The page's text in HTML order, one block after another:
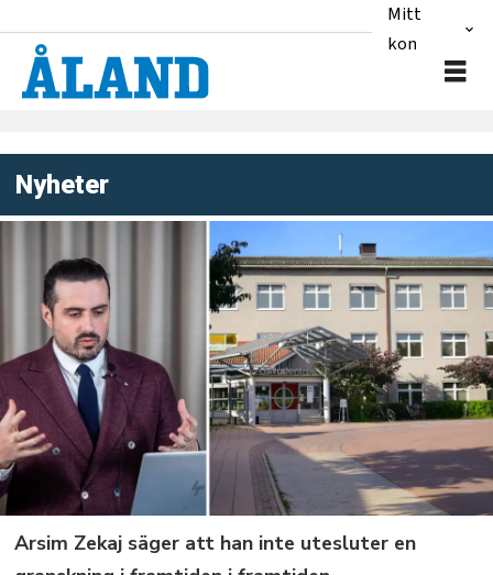
Mitt
konto
Nyheter
Arsim Zekaj säger att han inte utesluter en